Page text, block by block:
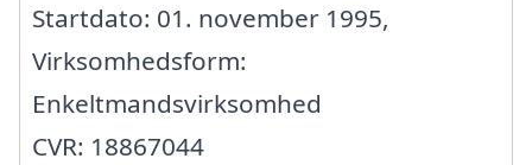
Startdato: 01. november 1995,
Virksomhedsform:
Enkeltmandsvirksomhed
CVR: 18867044